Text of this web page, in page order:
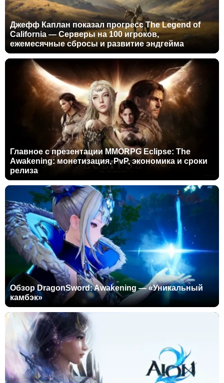
Джефф Каплан показал прогресс The Legend of
California — Серверы на 100 игроков,
ежемесячные сбросы и развитие эндгейма
Главное с презентации MMORPG Eclipse: The
Awakening: монетизация, PvP, экономика и сроки
релиза
Обзор DragonSword: Awakening — «Уникальный
камбэк»